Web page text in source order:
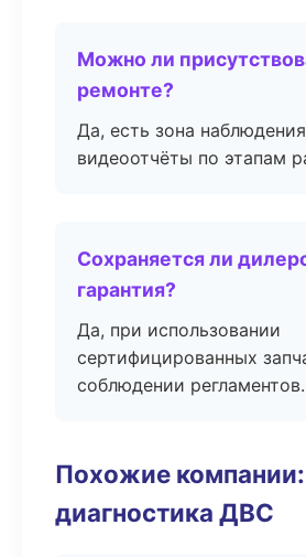
Можно ли
ремонте?
Да, есть зона
видеоотчёты по этапам
Сохраняется ли
гарантия?
Да, при использовании
сертифицированных
соблюдении регламентов.
Похожие
диагностика ДВС